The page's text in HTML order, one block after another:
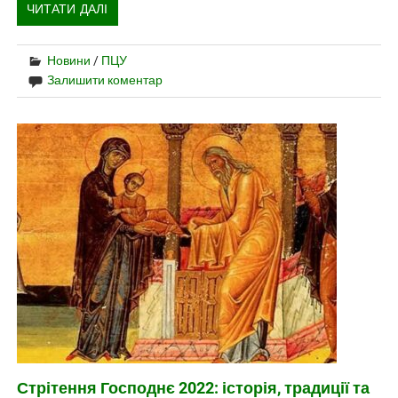
ЧИТАТИ ДАЛІ
Новини / ПЦУ
Залишити коментар
Стрітення Господнє 2022: історія, традиції та